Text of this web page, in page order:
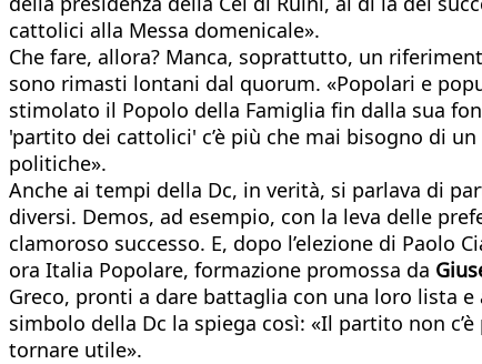
cattolici alla Messa domenicale».
Che fare, allora? Manca, soprattutto, un
sono rimasti lontani dal quorum. «Popolari e
stimolato il Popolo della Famiglia fin dalla sua
'partito dei cattolici' c’è più che mai bisogno di
politiche».
Anche ai tempi della Dc, in verità, si parlava di
diversi. Demos, ad esempio, con la leva delle
clamoroso successo. E, dopo l’elezione di Paolo
ora Italia Popolare, formazione promossa da
Greco, pronti a dare battaglia con una loro lista e
simbolo della Dc la spiega così: «Il partito non
tornare utile».